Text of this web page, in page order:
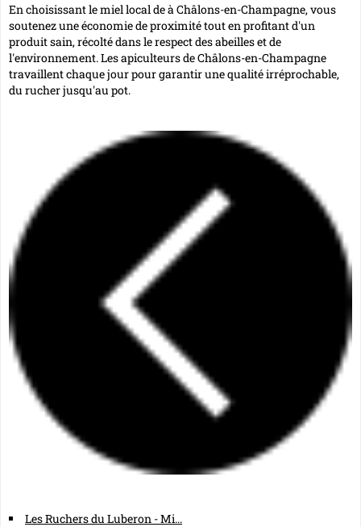
En choisissant lemiel local de à Châlons-en-Champagne, vous
soutenez une économie de proximité tout en profitant d'un
produit sain, récolté dans le respect des abeilles et de
l'environnement. Les apiculteurs de Châlons-en-Champagne
travaillent chaque jour pour garantir une qualité irréprochable,
du rucher jusqu'au pot.
Les Ruchers du Luberon - Mi...